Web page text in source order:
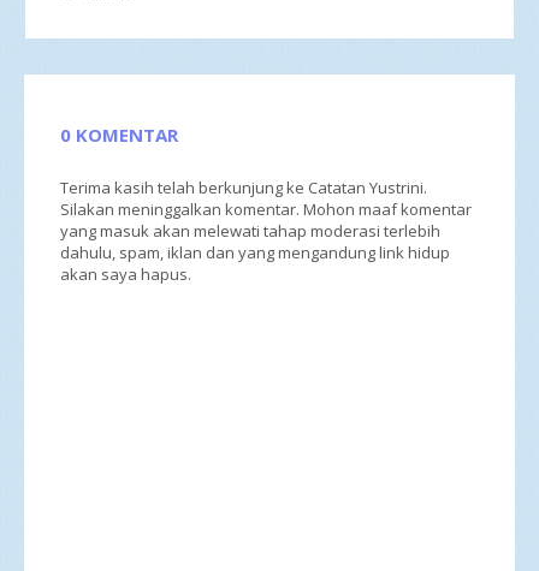
0 KOMENTAR
Terima kasih telah berkunjung ke Catatan Yustrini.
Silakan meninggalkan komentar. Mohon maaf komentar
yang masuk akan melewati tahap moderasi terlebih
dahulu, spam, iklan dan yang mengandung link hidup
akan saya hapus.